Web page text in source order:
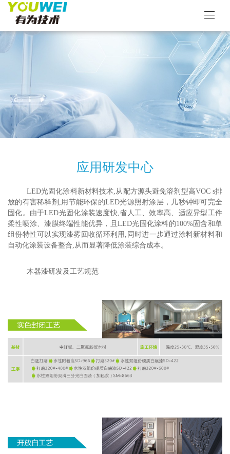
应用研发中心
LED光固化涂料新材料技术,从配方源头避免溶剂型高VOC s排
放的有害稀释剂,用节能环保的LED光源照射涂层，几秒钟即可完全
固化。 由于LED光固化涂装速度快,省人工、效率高、适应异型工件
柔性喷涂、漆膜终端性能优异，且LED光固化涂料的100%固含和单
组份特性可以实现漆雾回收循环利用,同时进一步通过涂料新材料和
自动化涂装设备整合,从而显著降低涂装综合成本。
木器漆研发及工艺规范